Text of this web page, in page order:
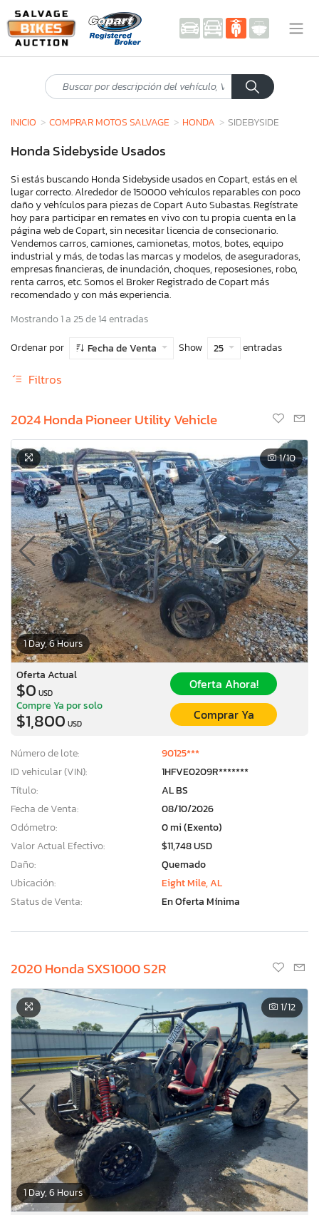
INICIO COMPRAR MOTOS SALVAGE HONDA SIDEBYSIDE
Honda Sidebyside Usados
Si estás buscando Honda Sidebyside usados en Copart, estás en el
lugar correcto. Alrededor de 150000 vehículos reparables con poco
daño y vehículos para piezas de Copart Auto Subastas. Regístrate
hoy para participar en remates en vivo con tu propia cuenta en la
página web de Copart, sin necesitar licencia de consecionario.
Vendemos carros, camiones, camionetas, motos, botes, equipo
industrial y más, de todas las marcas y modelos, de aseguradoras,
empresas financieras, de inundación, choques, reposesiones, robo,
renta carros, etc. Somos el Broker Registrado de Copart más
recomendado y con más experiencia.
Mostrando 1 a 25 de 14 entradas
Ordenar por
Fecha de Venta Show 25 entradas
Filtros
2024 Honda Pioneer Utility Vehicle
1 Day, 6 Hours
1/10
Oferta Actual
$0 USD
Oferta Ahora!
Compre Ya por solo
$1,800 USD
Comprar Ya
Número de lote:
90125***
ID vehicular (VIN):
1HFVE0209R*******
Título:
AL BS
Fecha de Venta:
08/10/2026
Odómetro:
0 mi (Exento)
Valor Actual Efectivo:
$11,748 USD
Daño:
Quemado
Ubicación:
Eight Mile, AL
Status de Venta:
En Oferta Mínima
2020 Honda SXS1000 S2R
1 Day, 6 Hours
1/12